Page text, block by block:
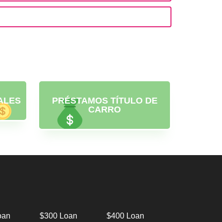
PRÉSTAMOS TÍTULO DE
CARRO
$300 Loan $400 Loan